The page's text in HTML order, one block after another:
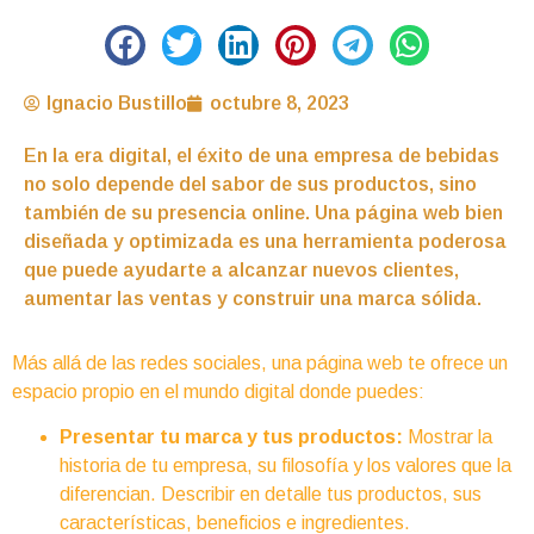
Ignacio Bustillo octubre 8, 2023
En la era digital, el éxito de una empresa de bebidas
no solo depende del sabor de sus productos, sino
también de su presencia online. Una página web bien
diseñada y optimizada es una herramienta poderosa
que puede ayudarte a alcanzar nuevos clientes,
aumentar las ventas y construir una marca sólida.
Más allá de las redes sociales, una página web te ofrece un
espacio propio en el mundo digital donde puedes:
Presentar tu marca y tus productos: Mostrar la
historia de tu empresa, su filosofía y los valores que la
diferencian. Describir en detalle tus productos, sus
características, beneficios e ingredientes.